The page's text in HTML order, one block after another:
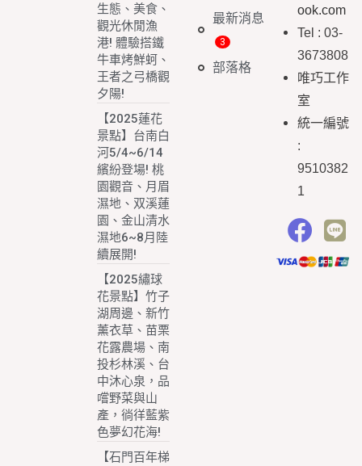
生態、美食、
觀光休閒漁
港! 體驗搭鐵
牛車烤鮮蚵、
王者之弓橋觀
夕陽!
【2025蓮花
景點】台南白
河5/4~6/14
繽紛登場! 桃
園觀音、月眉
濕地、双溪蓮
園、金山清水
濕地6~8月陸
續展開!
【2025繡球
花景點】竹子
湖周邊、新竹
薰衣草、苗栗
花露農場、南
投杉林溪、台
中沐心泉，品
嚐野菜與山
產，徜徉藍紫
色夢幻花海!
【石門百年梯
最新消息
部落格
ook.com
Tel : 03-
3673808
唯巧工作
室
統一編號
:
9510382
1